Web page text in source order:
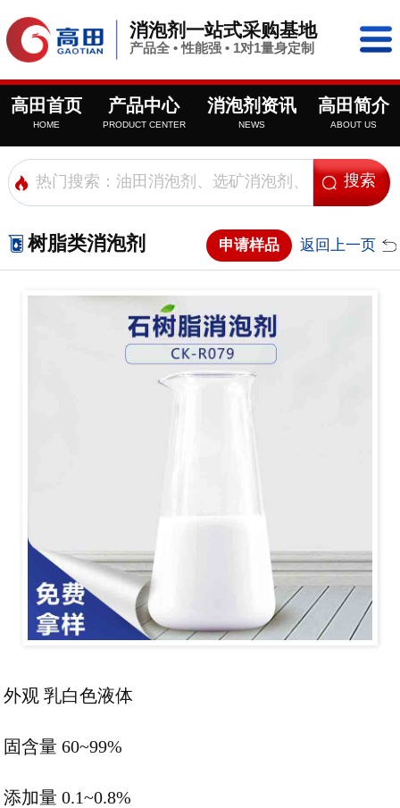
消泡剂一站式采购基地
产品全 • 性能强 • 1对1量身定制
高田首页
HOME
产品中心
PRODUCT CENTER
消泡剂资讯
NEWS
高田简介
ABOUT US
树脂类消泡剂 申请样品 返回上一页
外观 乳白色液体
固含量 60~99%
添加量 0.1~0.8%